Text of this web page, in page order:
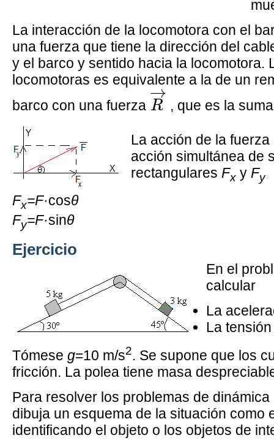
La interacción de la locomotora con el
una fuerza que tiene la dirección del
y el barco y sentido hacia la locomotora.
locomotoras es equivalente a la de un
barco con una fuerza
→
R
R→
, que es la
La acción de la fuerza
acción simultánea de
rectangulares Fx y Fy
Fx=F·cosθ
Fy=F·sinθ
Ejercicio
En el
calcular
La
La
Tómese g=10 m/s2. Se supone que los
fricción. La polea tiene masa
Para resolver los problemas de
dibuja un esquema de la situación como
identificando el objeto o los objetos de